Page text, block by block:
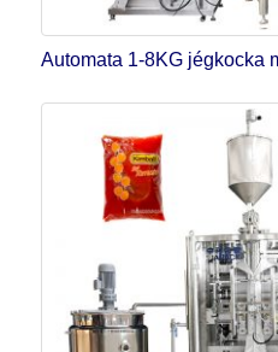
Automata 1-8KG jégkocka